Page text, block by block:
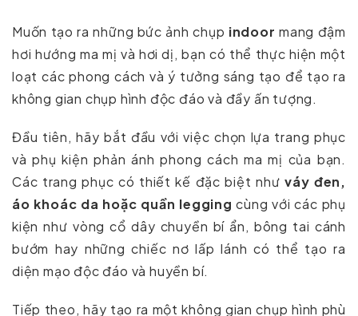
Muốn tạo ra những bức ảnh chụp indoor mang đậm
hơi hướng ma mị và hơi dị, bạn có thể thực hiện một
loạt các phong cách và ý tưởng sáng tạo để tạo ra
không gian chụp hình độc đáo và đầy ấn tượng.
Đầu tiên, hãy bắt đầu với việc chọn lựa trang phục
và phụ kiện phản ánh phong cách ma mị của bạn.
Các trang phục có thiết kế đặc biệt như váy đen,
áo khoác da hoặc quần legging cùng với các phụ
kiện như vòng cổ dây chuyền bí ẩn, bông tai cánh
bướm hay những chiếc nơ lấp lánh có thể tạo ra
diện mạo độc đáo và huyền bí.
Tiếp theo, hãy tạo ra một không gian chụp hình phù